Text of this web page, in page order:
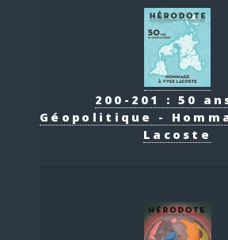
200-201 : 50
Géopolitique -
Lacoste